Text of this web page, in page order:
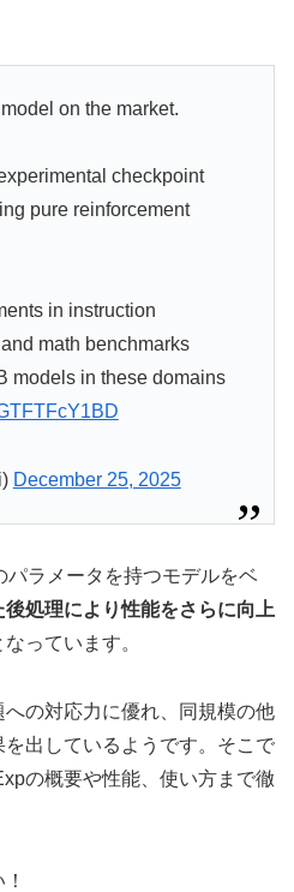
on the market.
checkpoint
pure reinforcement
in instruction
math benchmarks
models in these domains
December 25, 2025
パラメータを持つモデルをベ
処理により性能をさらに向上
っています。
の対応力に優れ、同規模の他
出しているようです。そこで
の概要や性能、使い方まで徹